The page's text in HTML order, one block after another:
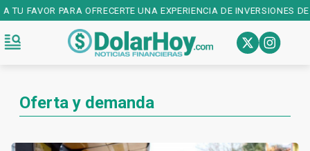
PARA OFRECERTE UNA EXPERIENCIA DE INVERSIONES DE
Oferta y demanda